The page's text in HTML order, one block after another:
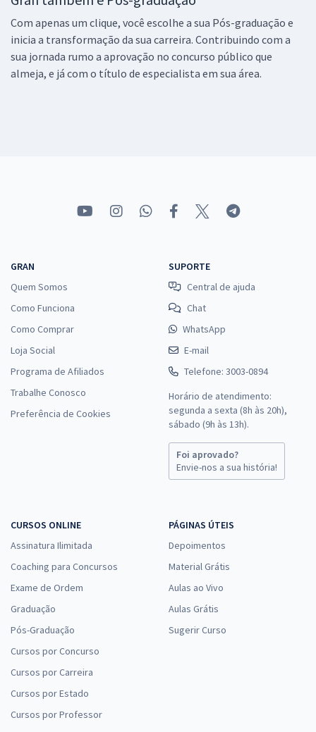
Com apenas um clique, você escolhe a sua Pós-graduação e
inicia a transformação da sua carreira. Contribuindo com a
sua jornada rumo a aprovação no concurso público que
almeja, e já com o título de especialista em sua área.
GRAN
Quem Somos
Como Funciona
Como Comprar
Loja Social
Programa de Afiliados
Trabalhe Conosco
Preferência de Cookies
SUPORTE
Central de ajuda
Chat
WhatsApp
E-mail
Telefone: 3003-0894
Horário de atendimento:
segunda a sexta (8h às 20h),
sábado (9h às 13h).
Foi aprovado?
Envie-nos a sua história!
CURSOS ONLINE
Assinatura Ilimitada
Coaching para Concursos
Exame de Ordem
Graduação
Pós-Graduação
Cursos por Concurso
Cursos por Carreira
Cursos por Estado
Cursos por Professor
PÁGINAS ÚTEIS
Depoimentos
Material Grátis
Aulas ao Vivo
Aulas Grátis
Sugerir Curso